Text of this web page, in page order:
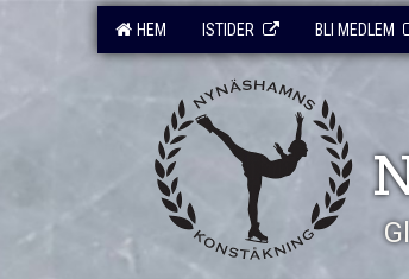
HEM ISTIDER BLI MEDLEM